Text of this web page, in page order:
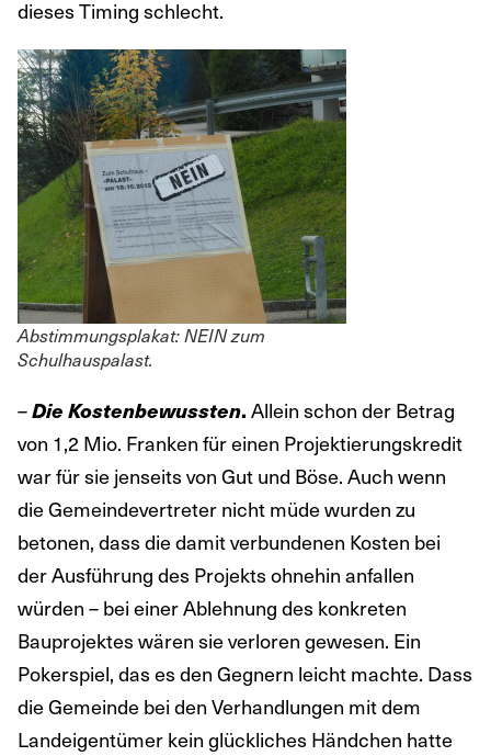
dieses Timing schlecht.
Abstimmungsplakat: NEIN zum
Schulhauspalast.
–Die Kostenbewussten. Allein schon der Betrag
von 1,2 Mio. Franken für einen Projektierungskredit
war für sie jenseits von Gut und Böse. Auch wenn
die Gemeindevertreter nicht müde wurden zu
betonen, dass die damit verbundenen Kosten bei
der Ausführung des Projekts ohnehin anfallen
würden – bei einer Ablehnung des konkreten
Bauprojektes wären sie verloren gewesen. Ein
Pokerspiel, das es den Gegnern leicht machte. Dass
die Gemeinde bei den Verhandlungen mit dem
Landeigentümer kein glückliches Händchen hatte